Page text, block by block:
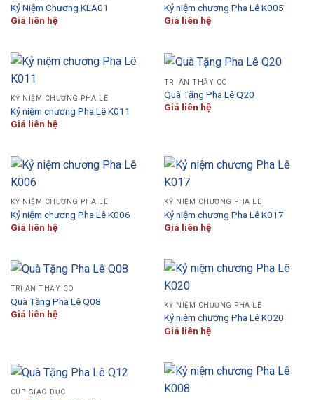
Kỷ Niệm Chương KLA01
Giá liên hệ
Kỷ niệm chương Pha Lê K005
Giá liên hệ
KỶ NIỆM CHƯƠNG PHA LÊ
Kỷ niệm chương Pha Lê K011
Giá liên hệ
TRI ÂN THẦY CÔ
Quà Tặng Pha Lê Q20
Giá liên hệ
KỶ NIỆM CHƯƠNG PHA LÊ
Kỷ niệm chương Pha Lê K006
Giá liên hệ
KỶ NIỆM CHƯƠNG PHA LÊ
Kỷ niệm chương Pha Lê K017
Giá liên hệ
TRI ÂN THẦY CÔ
Quà Tặng Pha Lê Q08
Giá liên hệ
KỶ NIỆM CHƯƠNG PHA LÊ
Kỷ niệm chương Pha Lê K020
Giá liên hệ
CÚP GIÁO DỤC